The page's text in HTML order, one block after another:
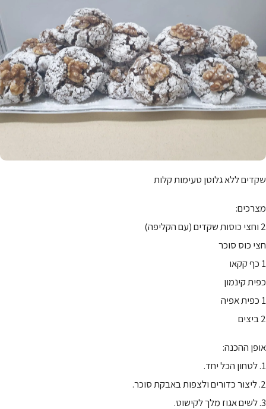
שקדים ללא גלוטן טעימות קלות
מצרכים:
2 וחצי כוסות שקדים (עם הקליפה)
חצי כוס סוכר
1 כף קקאו
כפית קינמון
1 כפית אפיה
2 ביצים
אופן ההכנה:
1. לטחון הכל יחד.
2. ליצור כדורים ולצפות באבקת סוכר.
3. לשים אגוז מלך לקישוט.